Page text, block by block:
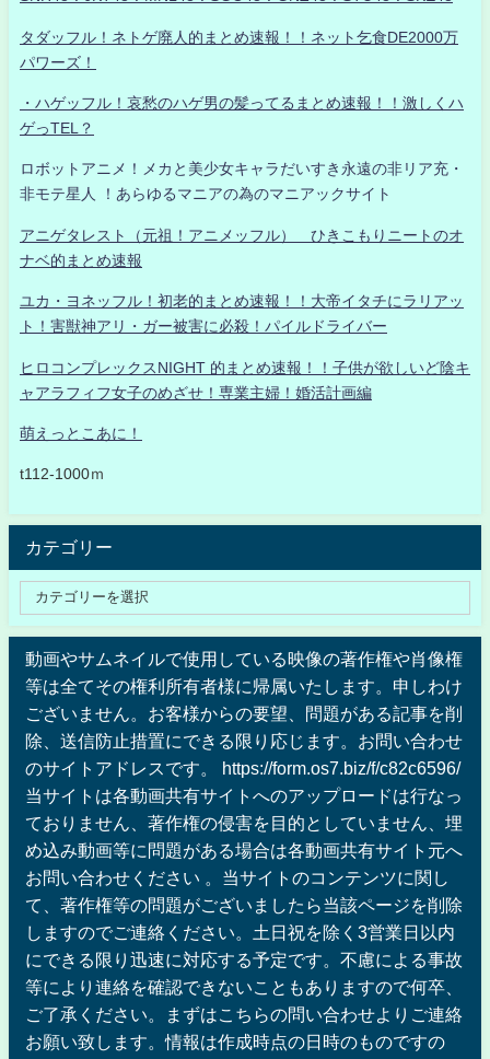
タダッフル！ネトゲ廃人的まとめ速報！！ネット乞食DE2000万
パワーズ！
・ハゲッフル！哀愁のハゲ男の髪ってるまとめ速報！！激しくハ
ゲっTEL？
ロボットアニメ！メカと美少女キャラだいすき永遠の非リア充・
非モテ星人 ！あらゆるマニアの為のマニアックサイト
アニゲタレスト（元祖！アニメッフル） ひきこもりニートのオ
ナベ的まとめ速報
ユカ・ヨネッフル！初老的まとめ速報！！大帝イタチにラリアッ
ト！害獣神アリ・ガー被害に必殺！パイルドライバー
ヒロコンプレックスNIGHT 的まとめ速報！！子供が欲しいど陰キ
ャアラフィフ女子のめざせ！専業主婦！婚活計画編
萌えっとこあに！
t112-1000ｍ
カテゴリー
動画やサムネイルで使用している映像の著作権や肖像権
等は全てその権利所有者様に帰属いたします。申しわけ
ございません。お客様からの要望、問題がある記事を削
除、送信防止措置にできる限り応じます。お問い合わせ
のサイトアドレスです。 https://form.os7.biz/f/c82c6596/
当サイトは各動画共有サイトへのアップロードは行なっ
ておりません、著作権の侵害を目的としていません、埋
め込み動画等に問題がある場合は各動画共有サイト元へ
お問い合わせください 。当サイトのコンテンツに関し
て、著作権等の問題がございましたら当該ページを削除
しますのでご連絡ください。土日祝を除く3営業日以内
にできる限り迅速に対応する予定です。不慮による事故
等により連絡を確認できないこともありますので何卒、
ご了承ください。まずはこちらの問い合わせよりご連絡
お願い致します。情報は作成時点の日時のものですの